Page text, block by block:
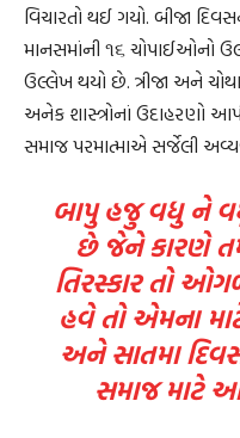
વિચારતો થઈ ગયો. બીજા
માનસમાંની ૧૬ ચોપાઈઓનો
ઉલ્લેખ થયો છે. ત્રીજા અને
અનેક શાસ્ત્રોનાં ઉદાહરણો
સમાજ પરમાત્માએ સર્જેલી
બાપુ હજુ વધુ ને
છે જેને કારણે
તિરસ્કાર તો
હવે તો એમના
અને સાતમા
સમાજ માટે